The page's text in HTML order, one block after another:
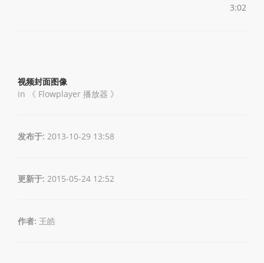
3:02
视频封面图像
in 《 Flowplayer 播放器 》
发布于: 2013-10-29 13:58
更新于: 2015-05-24 12:52
作者: 王皓